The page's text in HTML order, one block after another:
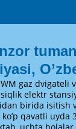
gaz dvigateli
elektr
birida isitish
qavatli uyda